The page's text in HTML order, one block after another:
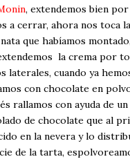
, extendemos bien
a cerrar, ahora nos toca
que habíamos
la crema por
laterales, cuando ya
con chocolate en
rallamos con ayuda de
de chocolate que al
en la nevera y lo
de la tarta,